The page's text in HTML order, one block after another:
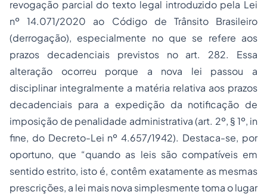
revogação parcial do texto legal introduzido pela Lei
nº 14.071/2020 ao Código de Trânsito Brasileiro
(derrogação), especialmente no que se refere aos
prazos decadenciais previstos no art. 282. Essa
alteração ocorreu porque a nova lei passou a
disciplinar integralmente a matéria relativa aos prazos
decadenciais para a expedição da notificação de
imposição de penalidade administrativa (art. 2º, § 1º, in
fine, do Decreto-Lei nº 4.657/1942). Destaca-se, por
oportuno, que “quando as leis são compatíveis em
sentido estrito, isto é, contêm exatamente as mesmas
prescrições, a lei mais nova simplesmente toma o lugar